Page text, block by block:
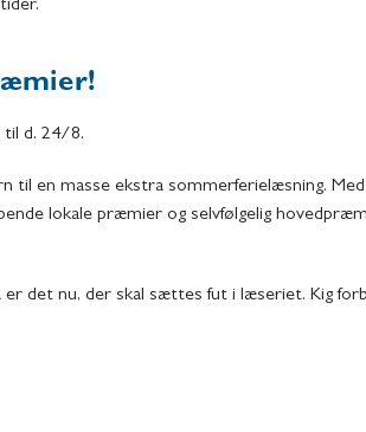
til d. 24/8.
en masse ekstra sommerferielæsning.
lokale præmier og selvfølgelig
er det nu, der skal sættes fut i læseriet. Kig